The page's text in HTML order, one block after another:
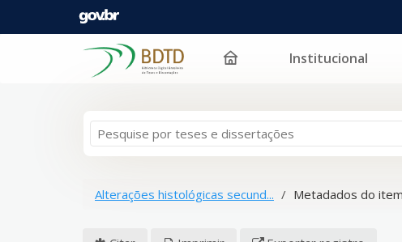
Pular para o conteúdo Institucional
Alterações histológicas secund... Metadados do item